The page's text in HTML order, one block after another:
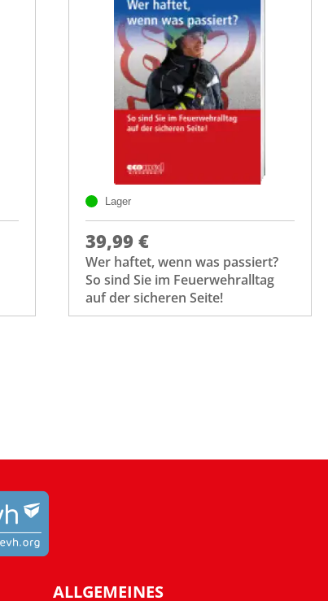
Lager
39,99 €
Wer haftet, wenn was passiert?
So sind Sie im Feuerwehralltag
auf der sicheren Seite!
ALLGEMEINES